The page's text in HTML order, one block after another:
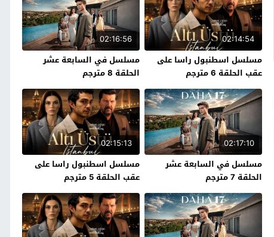
02:14:54
مسلسل اسطنبول راسا على
عقب الحلقة 6 مترجم
02:16:56
مسلسل في السابعة عشر
الحلقة 8 مترجم
02:17:10
مسلسل في السابعة عشر
الحلقة 7 مترجم
02:15:13
مسلسل اسطنبول راسا على
عقب الحلقة 5 مترجم